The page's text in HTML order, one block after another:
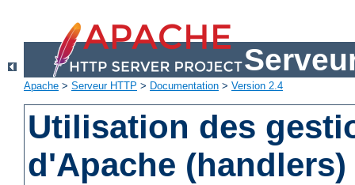
Apache > Serveur HTTP > Documentation > Version 2.4
Utilisation des
d'Apache (handlers)